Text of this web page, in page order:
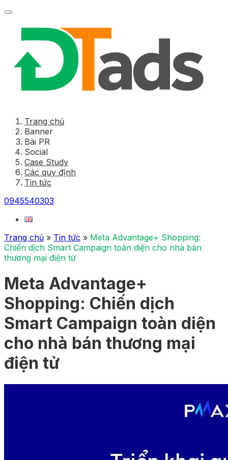
Trang chủ
Banner
Bài PR
Social
Case Study
Các quy định
Tin tức
0945540303
Trang chủ » Tin tức » Meta Advantage+ Shopping:
Chiến dịch Smart Campaign toàn diện cho nhà bán
thương mại điện tử
Meta Advantage+
Shopping: Chiến dịch
Smart Campaign toàn diện
cho nhà bán thương mại
điện tử